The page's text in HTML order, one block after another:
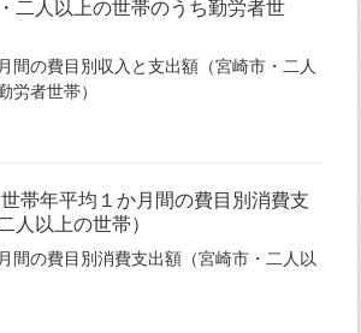
二人以上の世帯のうち勤労者世
間の費目別収入と支出額（宮崎市・二人
労者世帯）
帯年平均１か月間の費目別消費支
人以上の世帯）
間の費目別消費支出額（宮崎市・二人以